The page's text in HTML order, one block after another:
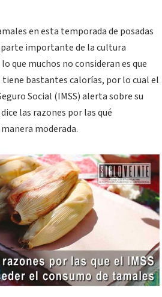
en esta temporada de posadas
importante de la cultura
que muchos no consideran es que
bastantes calorías, por lo cual el
Social (IMSS) alerta sobre su
las razones por las qué
moderada.